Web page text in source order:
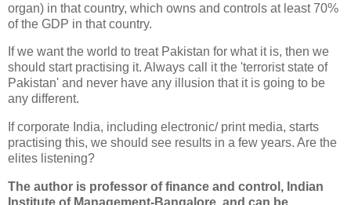
organ) in that country, which owns and controls at least 70%
of the GDP in that country.
If we want the world to treat Pakistan for what it is, then we
should start practising it. Always call it the 'terrorist state of
Pakistan' and never have any illusion that it is going to be
any different.
If corporate India, including electronic/ print media, starts
practising this, we should see results in a few years. Are the
elites listening?
The author is professor of finance and control, Indian